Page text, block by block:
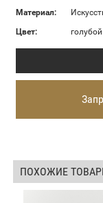
Материал:
Цвет:
голубой
ПОХОЖИЕ